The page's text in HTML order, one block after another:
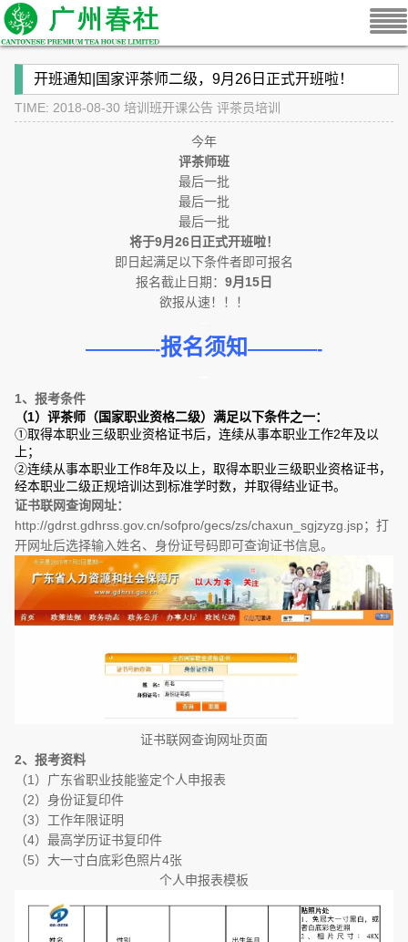
开班通知|国家评茶师二级，9月26日正式开班啦！
TIME: 2018-08-30 培训班开课公告 评茶员培训
今年
评茶师班
最后一批
最后一批
最后一批
将于9月26日 正式开班啦！
即日起满足以下条件者即可报名
报名截止日期： 9月15日
欲报从速！！！
————-报名须知————-
1、报考条件
（1）评茶师（国家职业资格二级）满足以下条件之一：
①取得本职业三级职业资格证书后，连续从事本职业工作2年及以
上；
②连续从事本职业工作8年及以上，取得本职业三级职业资格证书，
经本职业二级正规培训达到标准学时数，并取得结业证书。
证书联网查询网址：
http://gdrst.gdhrss.gov.cn/sofpro/gecs/zs/chaxun_sgjzyzg.jsp；打
开网址后选择输入姓名、身份证号码即可查询证书信息。
证书联网查询网址页面
2、报考资料
（1）广东省职业技能鉴定个人申报表
（2）身份证复印件
（3）工作年限证明
（4）最高学历证书复印件
（5）大一寸白底彩色照片4张
个人申报表模板